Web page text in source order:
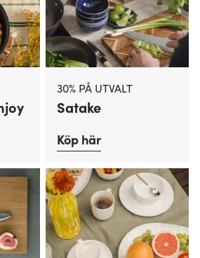
30% PÅ UTVALT
Satake
Köp här